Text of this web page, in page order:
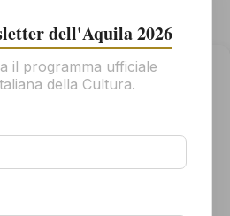
il consenso
accedere alle informazioni sul tuo
di queste tecnologie ci
questo sito. Se non dai il consenso o
dell'Aquila 2026
il programma ufficiale
della Cultura.